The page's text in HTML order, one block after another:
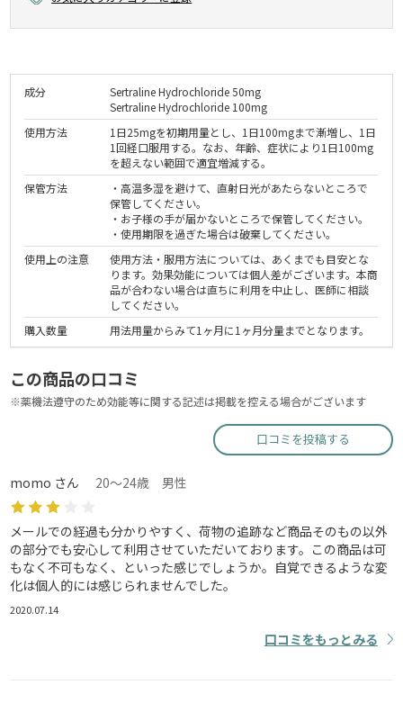
成分
Sertraline Hydrochloride 50mg
Sertraline Hydrochloride 100mg
使用方法
1日25mgを初期用量とし、1日100mgまで漸増し、1日
1回経口服用する。なお、年齢、症状により1日100mg
を超えない範囲で適宜増減する。
保管方法
・高温多湿を避けて、直射日光があたらないところで
保管してください。
・お子様の手が届かないところで保管してください。
・使用期限を過ぎた場合は破棄してください。
使用上の注意
使用方法・服用方法については、あくまでも目安とな
ります。効果効能については個人差がございます。本商
品が合わない場合は直ちに利用を中止し、医師に相談
してください。
購入数量
用法用量からみて1ヶ月に1ヶ月分量までとなります。
この商品の口コミ
※薬機法遵守のため効能等に関する記述は掲載を控える場合がございます
口コミを投稿する
momo さん 20～24歳 男性
メールでの経過も分かりやすく、荷物の追跡など商品そのもの以外
の部分でも安心して利用させていただいております。この商品は可
もなく不可もなく、といった感じでしょうか。自覚できるような変
化は個人的には感じられませんでした。
2020.07.14
口コミをもっとみる